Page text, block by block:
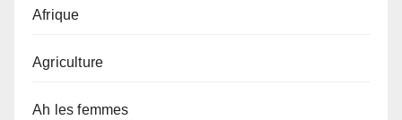
Afrique
Agriculture
Ah les femmes